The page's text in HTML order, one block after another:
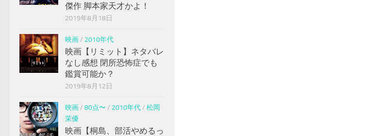
傑作 脚本家天才かよ！
2019年8月18日
映画/ 2010年代
映画【リミット】ネタバレ
なし感想 閉所恐怖症でも
鑑賞可能か？
2019年8月12日
映画/ 80点〜 / 2010年代/ 松岡
茉優
映画【桐島、部活やめるっ